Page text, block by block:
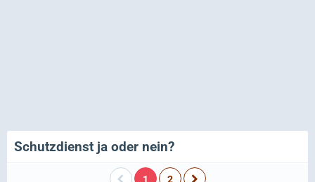
Schutzdienst ja oder nein?
1 2